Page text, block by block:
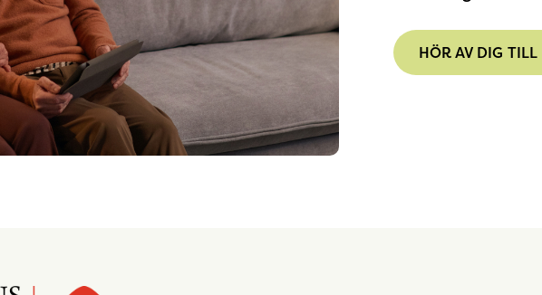
HÖR AV DIG TILL